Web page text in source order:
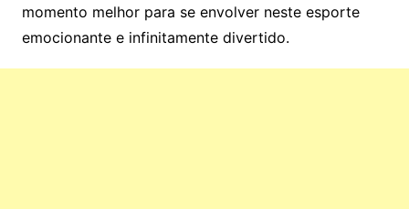
momento melhor para se envolver neste esporte
emocionante e infinitamente divertido.